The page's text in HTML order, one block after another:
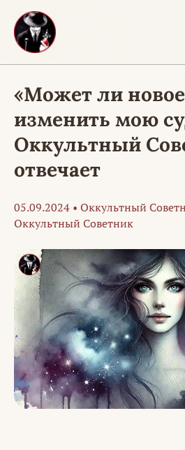
Перейти
содержимому
«Может ли
изменить мою
Оккультный
отвечает
05.09.2024 • Оккультный
Оккультный Советник